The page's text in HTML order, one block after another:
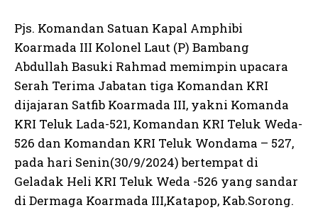
Pjs. Komandan Satuan Kapal Amphibi
Koarmada III Kolonel Laut (P) Bambang
Abdullah Basuki Rahmad memimpin upacara
Serah Terima Jabatan tiga Komandan KRI
dijajaran Satfib Koarmada III, yakni Komanda
KRI Teluk Lada-521, Komandan KRI Teluk Weda-
526 dan Komandan KRI Teluk Wondama – 527,
pada hari Senin(30/9/2024) bertempat di
Geladak Heli KRI Teluk Weda -526 yang sandar
di Dermaga Koarmada III,Katapop, Kab.Sorong.